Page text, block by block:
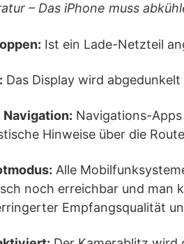
– Das iPhone muss
Ist ein Lade-Netzteil
Das Display wird
Navigations-
Hinweise über die
Alle
noch erreichbar und man
Empfangsqualität